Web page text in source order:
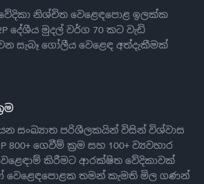
නිශ්චිත වෙළෙඳපොළ ඉලක්ක
දේශීය මුදල් වර්ග 70 කට වැඩි
සැබෑ ගෝලීය වෙළෙඳ අත්දැකීමක්
සංඛ්‍යාත පරිශීලකයින් විසින් විශ්වාස
800+ ගෙවීම් ක්‍රම සහ 100+ ව්‍යවහාර
කිරීමට ආරක්ෂිත වේදිකාවක්
වෙළෙඳපොළක තමන් කැමති මිල ගණන්